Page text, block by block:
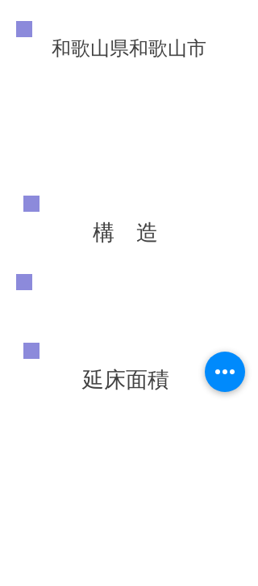
和歌山県和歌山市
構 造
延床面積